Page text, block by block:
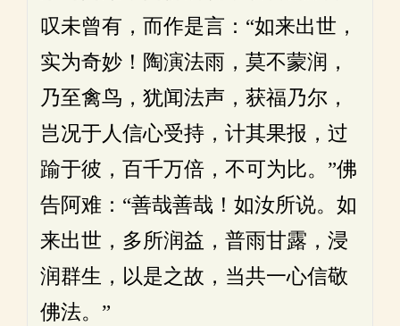
叹未曾有，而作是言：“如来出世，
实为奇妙！陶演法雨，莫不蒙润，
乃至禽鸟，犹闻法声，获福乃尔，
岂况于人信心受持，计其果报，过
踰于彼，百千万倍，不可为比。”佛
告阿难：“善哉善哉！如汝所说。如
来出世，多所润益，普雨甘露，浸
润群生，以是之故，当共一心信敬
佛法。”